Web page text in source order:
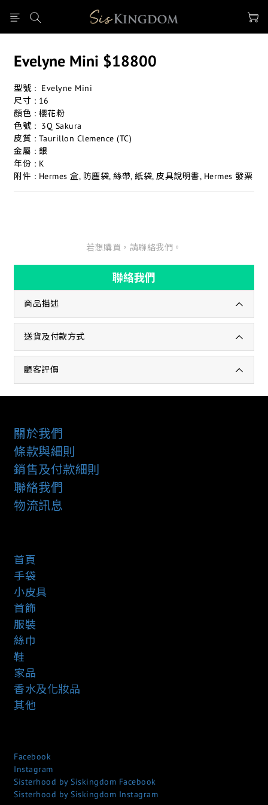
Evelyne Mini $18800
型號 :  Evelyne Mini
尺寸 : 16
顏色 : 櫻花粉
色號 :  3Q Sakura
皮質 : Taurillon Clemence (TC)
金屬 : 銀
年份 : K
附件 : Hermes 盒, 防塵袋, 絲帶, 紙袋, 皮具說明書, Hermes 發票
若想購買，請聯絡我們。
聯絡我們
商品描述
送貨及付款方式
顧客評價
關於我們
條款與細則
銷售及付款細則
聯絡我們
物流訊息
首頁
手袋
小皮具
首飾
服裝
絲巾
鞋
家品
香水及化妝品
其他
Facebook
Instagram
Sisterhood by Siskingdom Facebook
Sisterhood by Siskingdom Instagram